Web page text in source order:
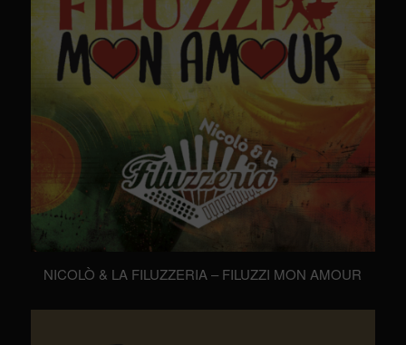
NICOLÒ & LA FILUZZERIA – FILUZZI MON AMOUR